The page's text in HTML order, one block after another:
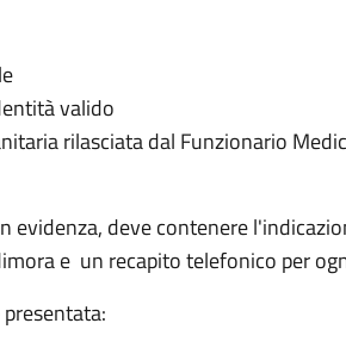
valido
rilasciata dal Funzionario
evidenza, deve contenere
e un recapito telefonico per